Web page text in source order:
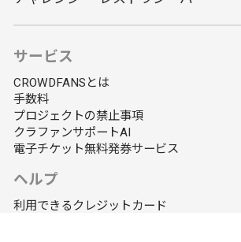
サービス
CROWDFANSとは
手数料
プロジェクトの禁止事項
クラファンサポートAI
電子チケット無料発券サービス
ヘルプ
利用できるクレジットカード